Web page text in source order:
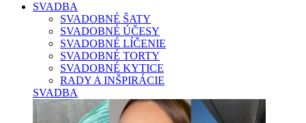
SVADBA
SVADOBNÉ ŠATY
SVADOBNÉ ÚČESY
SVADOBNÉ LÍČENIE
SVADOBNÉ TORTY
SVADOBNÉ KYTICE
RADY A INŠPIRÁCIE
SVADBA